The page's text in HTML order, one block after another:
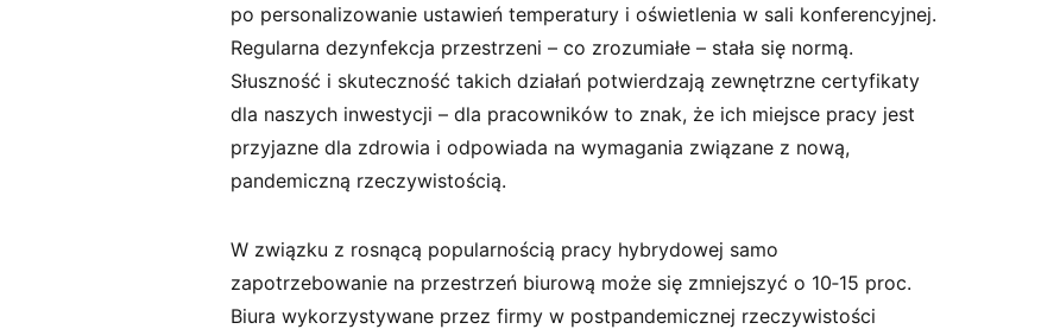
po personalizowanie ustawień temperatury i oświetlenia w sali konferencyjnej.
Regularna dezynfekcja przestrzeni – co zrozumiałe – stała się normą.
Słuszność i skuteczność takich działań potwierdzają zewnętrzne certyfikaty
dla naszych inwestycji – dla pracowników to znak, że ich miejsce pracy jest
przyjazne dla zdrowia i odpowiada na wymagania związane z nową,
pandemiczną rzeczywistością.
W związku z rosnącą popularnością pracy hybrydowej samo
zapotrzebowanie na przestrzeń biurową może się zmniejszyć o 10‑15 proc.
Biura wykorzystywane przez firmy w postpandemicznej rzeczywistości